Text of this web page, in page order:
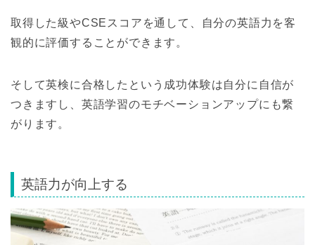
取得した級やCSEスコアを通して、自分の英語力を客
観的に評価することができます。
そして英検に合格したという成功体験は自分に自信が
つきますし、英語学習のモチベーションアップにも繋
がります。
英語力が向上する